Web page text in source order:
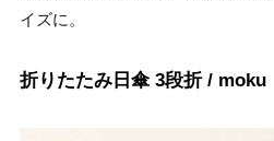
イズに。
折りたたみ日傘 3段折 / moku